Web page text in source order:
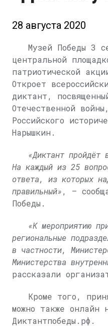
28 августа 2020
Музей Победы 3
центральной
патриотической
Откроет
диктант,
Отечественной
Российского
Нарышкин.
«Диктант пройдёт
На каждый из 25
ответа, из которых
правильный», —
Победы.
«К мероприятию
региональные
в частности,
Министерства
рассказали
Кроме того,
можно также онлайн
Диктантпобеды.рф.